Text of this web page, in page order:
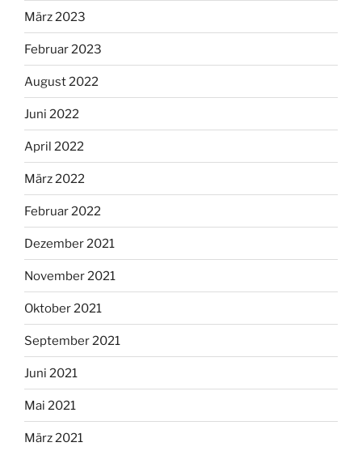
März 2023
Februar 2023
August 2022
Juni 2022
April 2022
März 2022
Februar 2022
Dezember 2021
November 2021
Oktober 2021
September 2021
Juni 2021
Mai 2021
März 2021